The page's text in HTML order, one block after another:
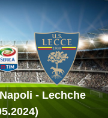
- Lechche